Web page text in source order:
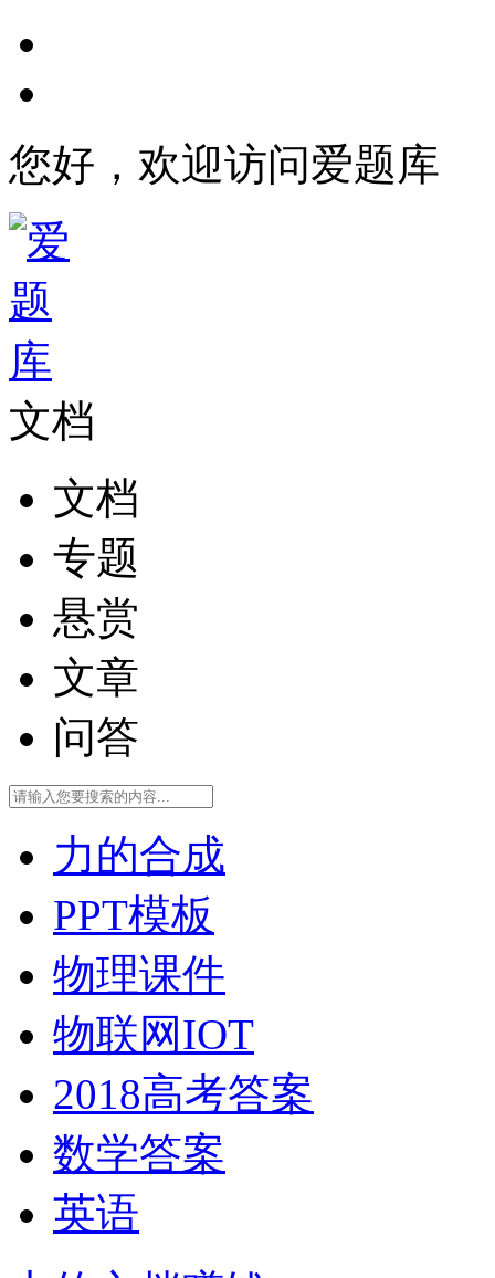
您好，欢迎访问爱题库
文档
文档
专题
悬赏
文章
问答
力的合成
PPT模板
物理课件
物联网IOT
2018高考答案
数学答案
英语